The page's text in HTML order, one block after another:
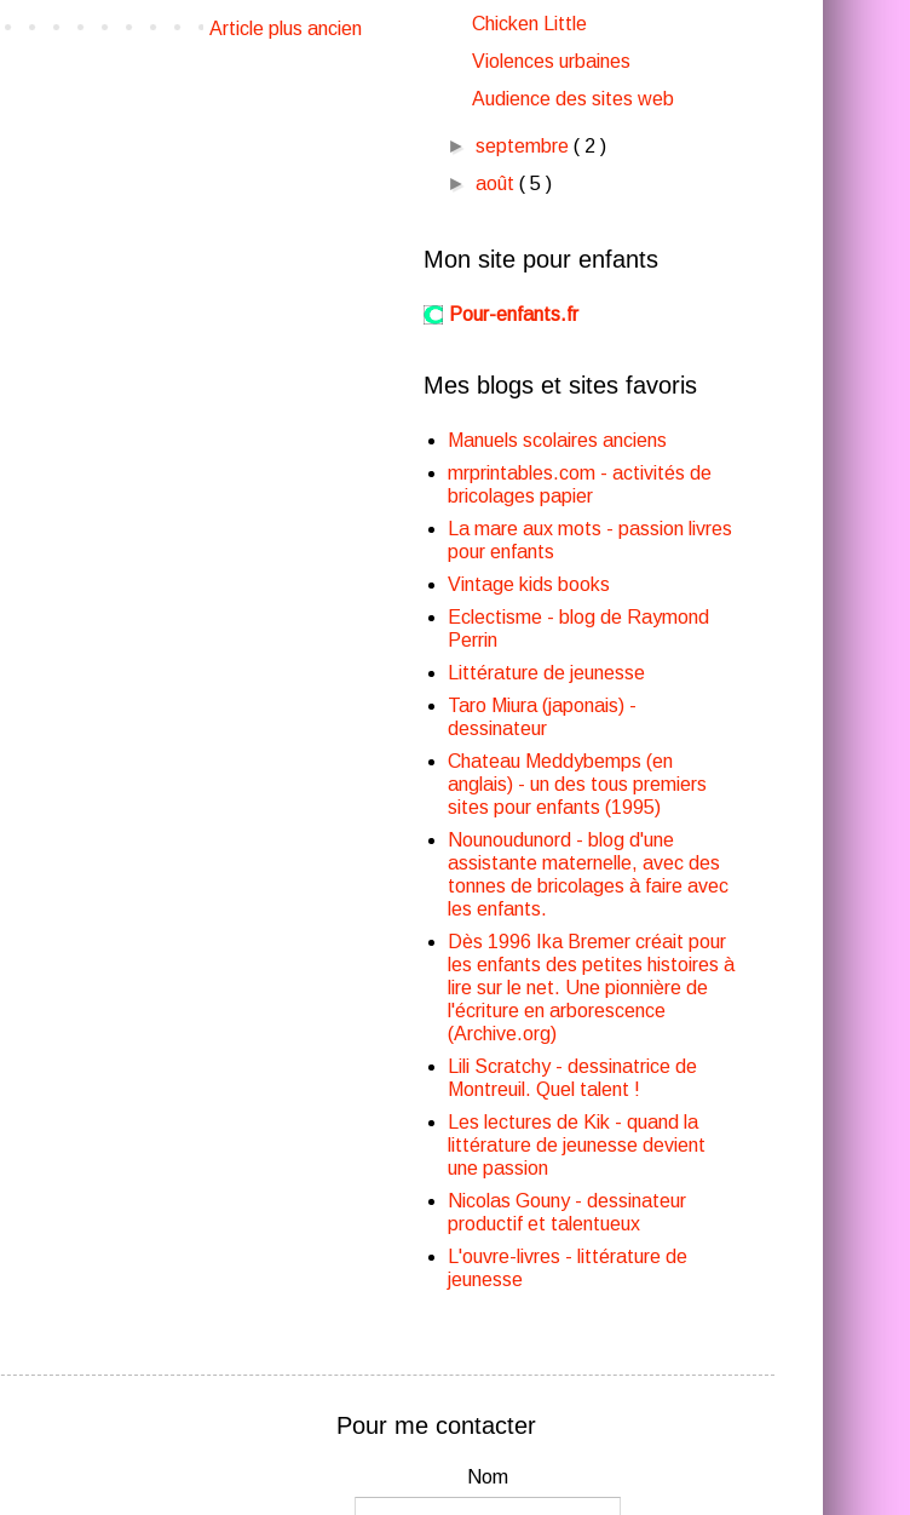
Article plus ancien
Chicken Little
Violences urbaines
Audience des sites web
►septembre( 2 )
►août( 5 )
Mon site pour enfants
Pour-enfants.fr
Mes blogs et sites favoris
Manuels scolaires anciens
mrprintables.com - activités de
bricolages papier
La mare aux mots - passion livres
pour enfants
Vintage kids books
Eclectisme - blog de Raymond
Perrin
Littérature de jeunesse
Taro Miura (japonais) -
dessinateur
Chateau Meddybemps (en
anglais) - un des tous premiers
sites pour enfants (1995)
Nounoudunord - blog d'une
assistante maternelle, avec des
tonnes de bricolages à faire avec
les enfants.
Dès 1996 Ika Bremer créait pour
les enfants des petites histoires à
lire sur le net. Une pionnière de
l'écriture en arborescence
(Archive.org)
Lili Scratchy - dessinatrice de
Montreuil. Quel talent !
Les lectures de Kik - quand la
littérature de jeunesse devient
une passion
Nicolas Gouny - dessinateur
productif et talentueux
L'ouvre-livres - littérature de
jeunesse
Pour me contacter
Nom